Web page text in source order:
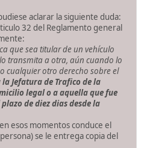
aclarar la siguiente duda:
32 del Reglamento general
que sea titular de un vehículo
transmita a otra, aún cuando lo
cualquier otro derecho sobre el
Jefatura de Trafico de la
legal o a aquella que fue
dediez diasdesde la
esos momentos conduce el
se le entrega copia del